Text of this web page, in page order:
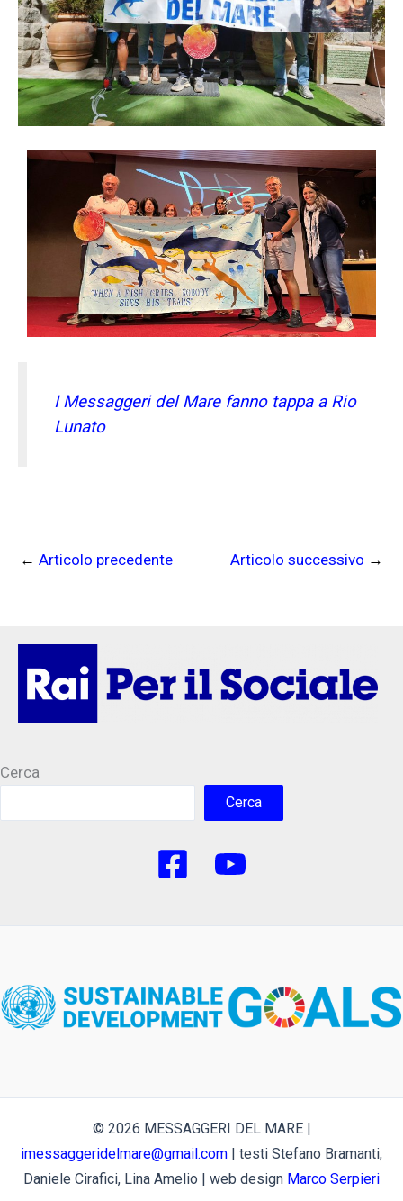
I Messaggeri del Mare fanno tappa a Rio
Lunato
← Articolo precedente Articolo successivo →
Cerca
Cerca
© 2026 MESSAGGERI DEL MARE |
imessaggeridelmare@gmail.com | testi Stefano Bramanti,
Daniele Cirafici, Lina Amelio | web design Marco Serpieri